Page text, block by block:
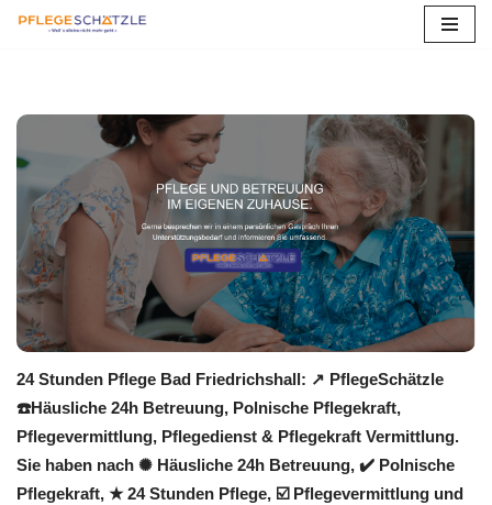
springen
24 Stunden Pflege Bad Friedrichshall: ↗️ PflegeSchätzle
☎️Häusliche 24h Betreuung, Polnische Pflegekraft,
Pflegevermittlung, Pflegedienst & Pflegekraft Vermittlung.
Sie haben nach ✺ Häusliche 24h Betreuung, ✔️ Polnische
Pflegekraft, ★ 24 Stunden Pflege, ☑️ Pflegevermittlung und